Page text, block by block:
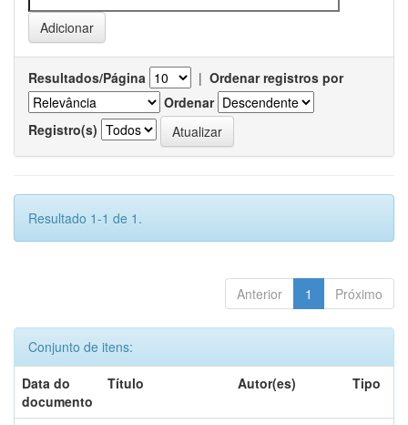
Resultados/Página | Ordenar registros por
Ordenar
Registro(s)
Resultado 1-1 de 1.
Anterior 1 Próximo
Conjunto de itens:
Data do
documento
Título Autor(es) Tipo